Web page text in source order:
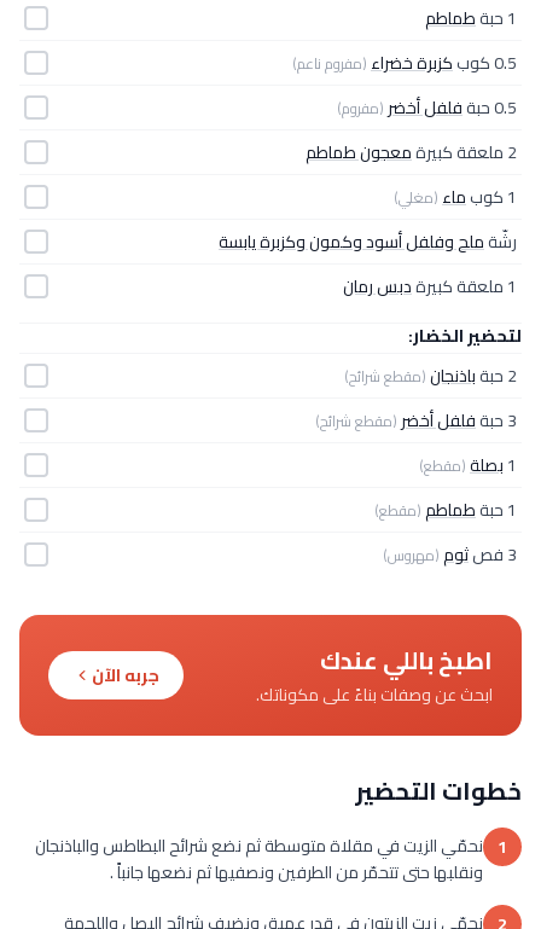
1 حبة
طماطم
0.5 كوب
كزبرة خضراء(مفروم ناعم)
0.5 حبة فلفل أخضر (مفروم)
2 ملعقة كبيرة
معجون طماطم
1 كوب
ماء(مغلي)
رشّةملح وفلفل أسود وكمون وكزبرة يابسة
1 ملعقة كبيرة
دبس رمان
لتحضير الخضار:
2 حبة
باذنجان(مقطع شرائح)
3 حبة فلفل أخضر (مقطع شرائح)
1بصلة(مقطع)
1 حبة طماطم(مقطع)
3 فص ثوم(مهروس)
اطبخ باللي عندك
ابحث عن وصفات بناءً على مكوناتك.
جربه الآن
خطوات التحضير
1 نحمّي الزيت في مقلاة متوسطة ثم نضع شرائح البطاطس والباذنجان
ونقلبها حتى تتحمّر من الطرفين ونصفيها ثم نضعها جانباً .
نحمّي زيت الزيتون في قدر عميق ونضيف شرائح البصل واللحمة